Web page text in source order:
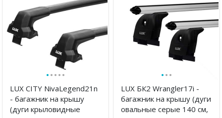
·····
LUX CITY NivaLegend21n
- багажник на крышу
(дуги крыловидные
···
LUX БК2 Wrangler17i -
багажник на крышу (дуги
овальные серые 140 см,